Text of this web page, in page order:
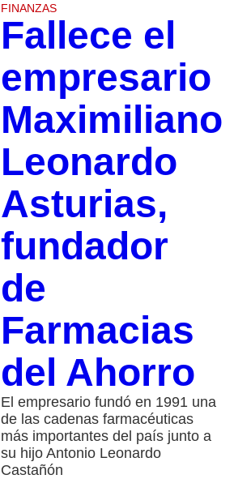
FINANZAS
Fallece el
empresario
Maximiliano
Leonardo
Asturias,
fundador
de
Farmacias
del Ahorro
El empresario fundó en 1991 una
de las cadenas farmacéuticas
más importantes del país junto a
su hijo Antonio Leonardo
Castañón